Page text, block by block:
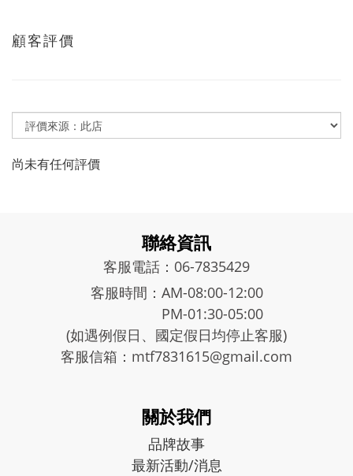
顧客評價
尚未有任何評價
聯絡資訊
客服電話：06-7835429
客服時間：AM-08:00-12:00
PM-01:30-05:00
(如遇例假日、國定假日均停止客服)
客服信箱：mtf7831615@gmail.com
關於我們
品牌故事
最新活動/消息